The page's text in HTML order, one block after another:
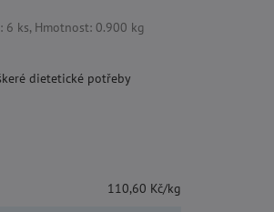
6 ks, Hmotnost: 0.900 kg
dietetické potřeby
110,60 Kč/kg